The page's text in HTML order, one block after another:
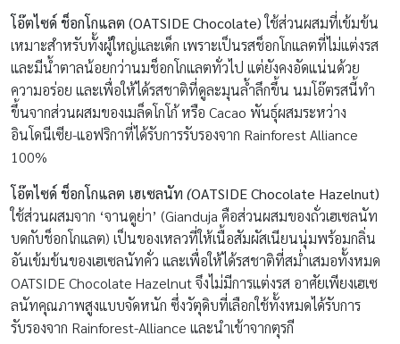
โอ๊ตไซด์ ช็อกโกแลต (OATSIDE Chocolate)ใช้ส่วนผสมที่เข้มข้น
เหมาะสำหรับทั้งผู้ใหญ่และเด็ก เพราะเป็นรสช็อกโกแลตที่ไม่แต่งรส
และมีน้ำตาลน้อยกว่านมช็อกโกแลตทั่วไป แต่ยังคงอัดแน่นด้วย
ความอร่อย และเพื่อให้ได้รสชาติที่ดูละมุนล้ำลึกขึ้น นมโอ๊ตรสนี้ทำ
ขึ้นจากส่วนผสมของเมล็ดโกโก้ หรือ Cacao พันธุ์ผสมระหว่าง
อินโดนีเซีย-แอฟริกาที่ได้รับการรับรองจาก Rainforest Alliance
100%
โอ๊ตไซด์ ช็อกโกแลต เฮเซลนัท (OATSIDE Chocolate Hazelnut)
ใช้ส่วนผสมจาก ‘จานดูย่า’ (Gianduja คือส่วนผสมของถั่วเฮเซลนัท
บดกับช็อกโกแลต) เป็นของเหลวที่ให้เนื้อสัมผัสเนียนนุ่มพร้อมกลิ่น
อันเข้มข้นของเฮเซลนัทคั่ว และเพื่อให้ได้รสชาติที่สม่ำเสมอทั้งหมด
OATSIDE Chocolate Hazelnut จึงไม่มีการแต่งรส อาศัยเพียงเฮเซ
ลนัทคุณภาพสูงแบบจัดหนัก ซึ่งวัตุดิบที่เลือกใช้ทั้งหมดได้รับการ
รับรองจาก Rainforest-Alliance และนำเข้าจากตุรกี